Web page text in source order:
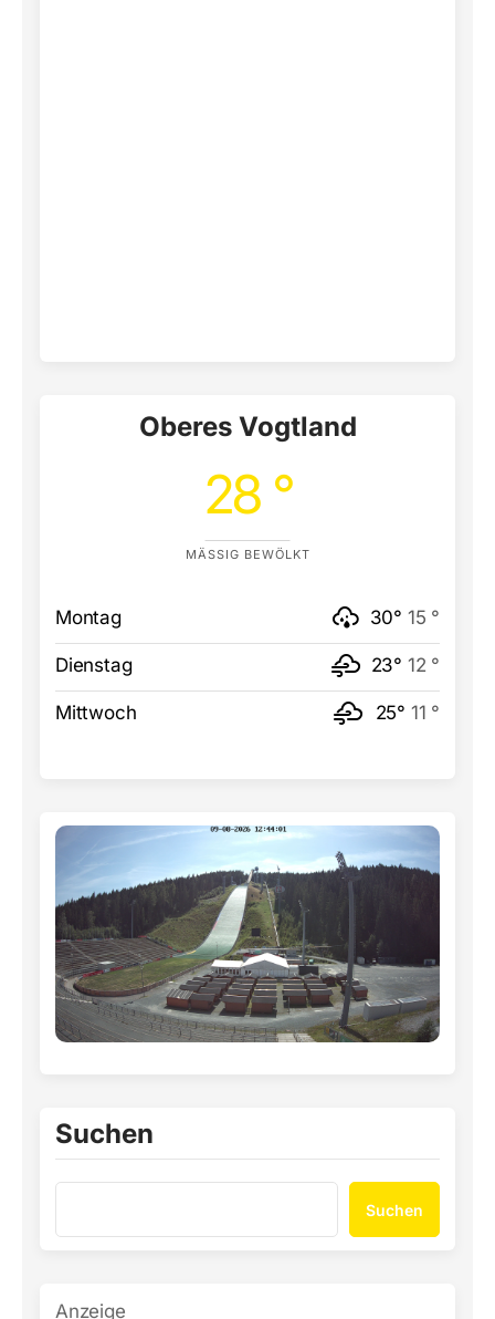
Oberes Vogtland
28 °
MÄSSIG BEWÖLKT
Montag 30° 15 °
Dienstag 23° 12 °
Mittwoch 25° 11 °
Suchen
Suchen
Anzeige